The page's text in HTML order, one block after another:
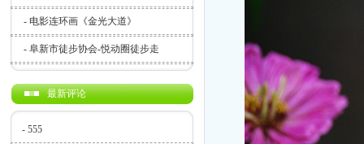
- 电影连环画《金光大道》
- 阜新市徒步协会-悦动圈徒步走
最新评论
- 555